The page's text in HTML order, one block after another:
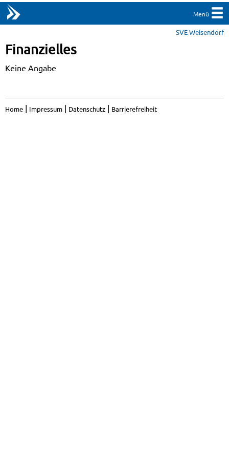
Menü
SVE Weisendorf
Finanzielles
Keine Angabe
Home | Impressum | Datenschutz | Barrierefreiheit